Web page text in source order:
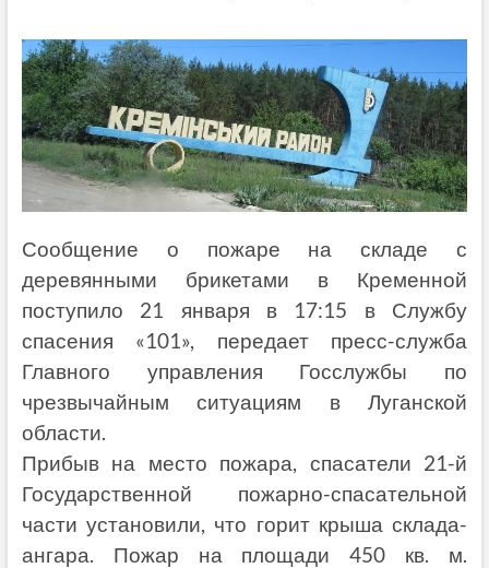
Сообщение о пожаре на складе с
деревянными брикетами в Кременной
поступило 21 января в 17:15 в Службу
спасения «101», передает пресс-служба
Главного управления Госслужбы по
чрезвычайным ситуациям в Луганской
области.
Прибыв на место пожара, спасатели 21-й
Государственной пожарно-спасательной
части установили, что горит крыша склада-
ангара. Пожар на площади 450 кв. м.